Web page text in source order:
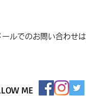
ールでのお問い合わせは
ME